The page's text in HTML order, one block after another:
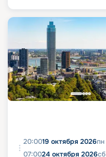
20:0019 октября 2026пн
07:0024 октября 2026сб